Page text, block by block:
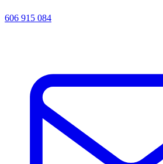
606 915 084